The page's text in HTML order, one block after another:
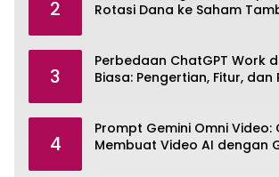
2
Rotasi Dana ke Saham
3
Perbedaan ChatGPT Work
Biasa: Pengertian, Fitur, dan
4
Prompt Gemini Omni Video:
Membuat Video AI dengan